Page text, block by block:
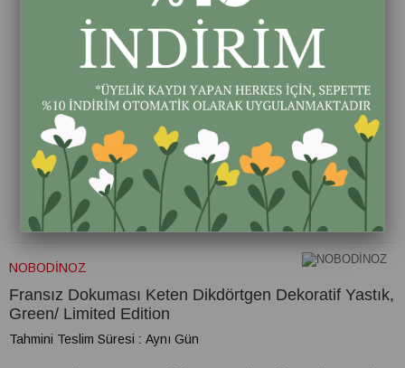
NOBODİNOZ
Fransız Dokuması Keten Dikdörtgen Dekoratif Yastık,
Green/ Limited Edition
Tahmini Teslim Süresi : Aynı Gün